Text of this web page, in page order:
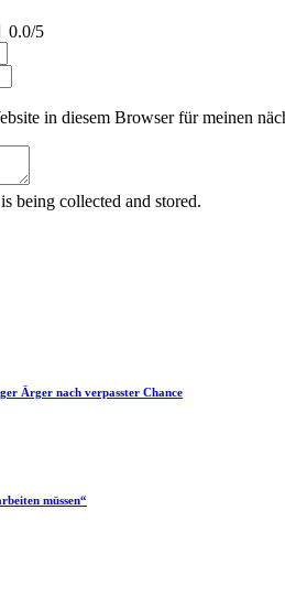
0.0/5
in diesem Browser für meinen
being collected and stored.
Ärger nach verpasster Chance
müssen“